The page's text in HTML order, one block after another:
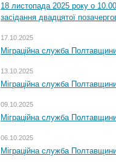
18 листопада 2025 року о
засідання двадцятої
17.10.2025
Міграційна служба
13.10.2025
Міграційна служба
09.10.2025
Міграційна служба
06.10.2025
Міграційна служба